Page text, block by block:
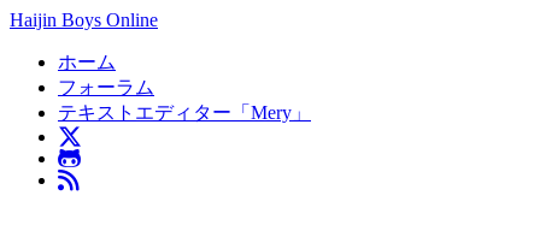
Haijin Boys Online
ホーム
フォーラム
テキストエディター「Mery」